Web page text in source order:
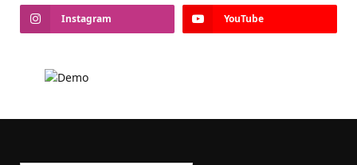
Instagram YouTube